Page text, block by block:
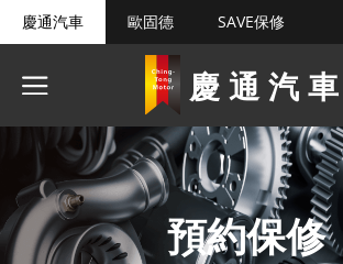
慶通汽車 歐固德 SAVE保修
慶通汽車
預約保修